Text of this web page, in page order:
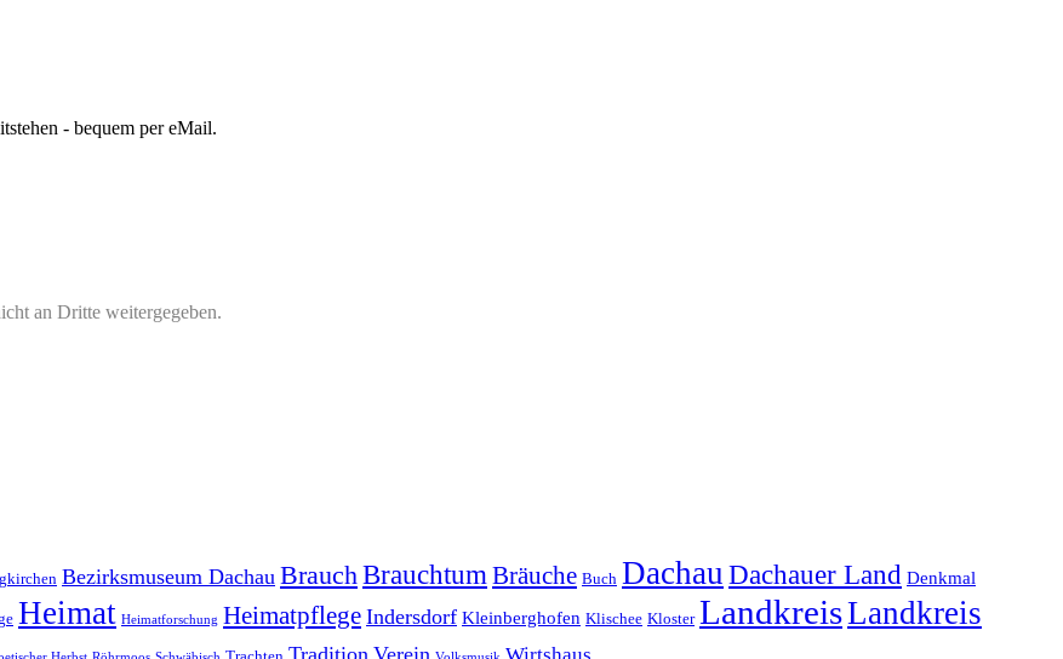
- bequem per eMail.
an Dritte weitergegeben.
Bezirksmuseum Dachau BrauchBrauchtumBräuche Buch Dachau Dachauer Land Denkmal
Heimat Heimatforschung Heimatpflege Indersdorf Kleinberghofen Klischee Kloster LandkreisLandkreis